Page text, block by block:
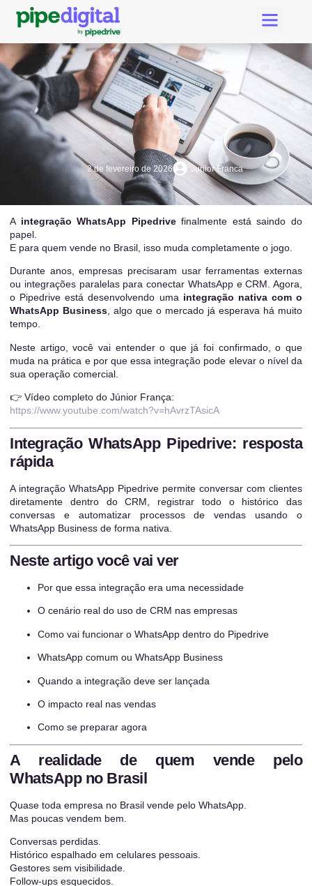
2 de fevereiro de 2026 Junior Franca
A integração WhatsApp Pipedrivefinalmente está saindo do
papel.
E para quem vende no Brasil, isso muda completamente o jogo.
Durante anos, empresas precisaram usar ferramentas externas
ou integrações paralelas para conectar WhatsApp e CRM. Agora,
o Pipedrive está desenvolvendo uma integração nativa com o
WhatsApp Business, algo que o mercado já esperava há muito
tempo.
Neste artigo, você vai entender o que já foi confirmado, o que
muda na prática e por que essa integração pode elevar o nível da
sua operação comercial.
👉 Vídeo completo do Júnior França:
https://www.youtube.com/watch?v=hAvrzTAsicA
Integração WhatsApp Pipedrive: resposta
rápida
A integração WhatsApp Pipedrive permite conversar com clientes
diretamente dentro do CRM, registrar todo o histórico das
conversas e automatizar processos de vendas usando o
WhatsApp Business de forma nativa.
Neste artigo você vai ver
Por que essa integração era uma necessidade
O cenário real do uso de CRM nas empresas
Como vai funcionar o WhatsApp dentro do Pipedrive
WhatsApp comum ou WhatsApp Business
Quando a integração deve ser lançada
O impacto real nas vendas
Como se preparar agora
A realidade de quem vende pelo
WhatsApp no Brasil
Quase toda empresa no Brasil vende pelo WhatsApp.
Mas poucas vendem bem.
Conversas perdidas.
Histórico espalhado em celulares pessoais.
Gestores sem visibilidade.
Follow-ups esquecidos.